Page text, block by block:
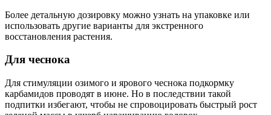
Более детальную дозировку можно узнать на упаковке или
использовать другие варианты для экстренного
восстановления растения.
Для чеснока
Для стимуляции озимого и ярового чеснока подкормку
карбамидов проводят в июне. Но в последствии такой
подпитки избегают, чтобы не спровоцировать быстрый рост